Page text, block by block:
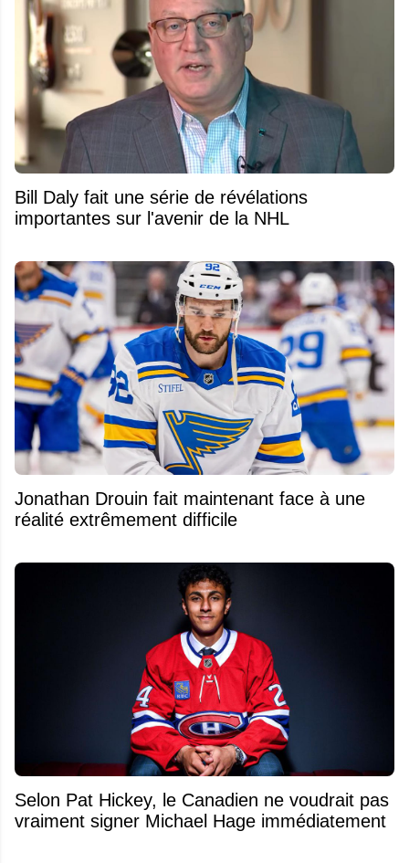
Bill Daly fait une série de révélations
importantes sur l'avenir de la NHL
Jonathan Drouin fait maintenant face à une
réalité extrêmement difficile
Selon Pat Hickey, le Canadien ne voudrait pas
vraiment signer Michael Hage immédiatement